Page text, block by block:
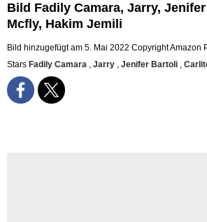
Bild Fadily Camara, Jarry,
Mcfly, Hakim Jemili
Bild hinzugefügt am 5. Mai 2022 Copyright Amazon
Stars Fadily Camara , Jarry , Jenifer Bartoli ,